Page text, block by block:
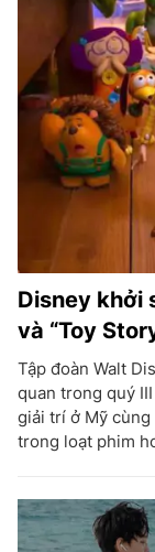
Disney khởi
và “Toy
Tập đoàn Walt
quan trong quý
giải trí ở Mỹ cùng
trong loạt phim